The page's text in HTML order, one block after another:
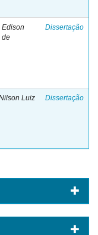
Edison
de
Dissertação
Luiz
Dissertação